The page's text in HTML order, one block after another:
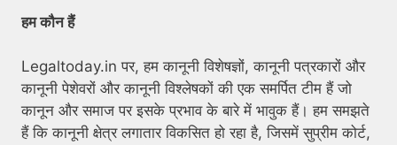
हम कौन हैं
Legaltoday.in पर, हम कानूनी विशेषज्ञों, कानूनी पत्रकारों और
कानूनी पेशेवरों और कानूनी विश्लेषकों की एक समर्पित टीम हैं जो
कानून और समाज पर इसके प्रभाव के बारे में भावुक हैं। हम समझते
हैं कि कानूनी क्षेत्र लगातार विकसित हो रहा है, जिसमें सुप्रीम कोर्ट,